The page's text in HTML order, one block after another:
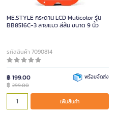
ME.STYLE กระดาน LCD Muticolor รุ่น
BB8516C-3 ลายแมว สีส้ม ขนาด 9 นิ้ว
รหัสสินค้า 7090814
฿ 199.00
฿ 299.00
พร้อมจัดส่ง
เพิ่มสินค้า